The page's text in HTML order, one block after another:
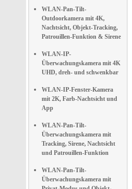
WLAN-Pan-Tilt-
Outdoorkamera mit 4K,
Nachtsicht, Objekt-Tracking,
Patrouillen-Funktion & Sirene
WLAN-IP-
Überwachungskamera mit 4K
UHD, dreh- und schwenkbar
WLAN-IP-Fenster-Kamera
mit 2K, Farb-Nachtsicht und
App
WLAN-Pan-Tilt-
Überwachungskamera mit
Tracking, Sirene, Nachtsicht
und Patrouillen-Funktion
WLAN-Pan-Tilt-
Überwachungskamera mit